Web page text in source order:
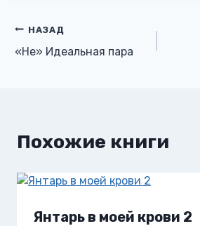
Навигация
по
НАЗАД
«Не» Идеальная пара
Похожие книги
Янтарь в моей крови 2